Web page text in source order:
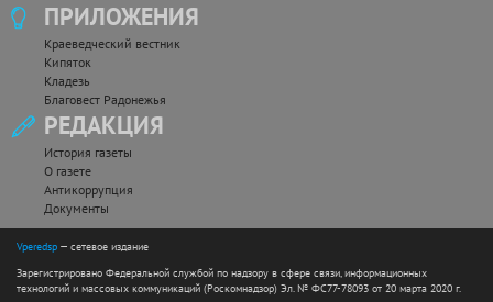
ПРИЛОЖЕНИЯ
Краеведческий вестник
Кипяток
Кладезь
Благовест Радонежья
РЕДАКЦИЯ
История газеты
О газете
Антикоррупция
Документы
Vperedsp — сетевое издание
Зарегистрировано Федеральной службой по надзору в сфере связи, информационных
технологий и массовых коммуникаций (Роскомнадзор) Эл. № ФС77-78093 от 20 марта 2020 г.